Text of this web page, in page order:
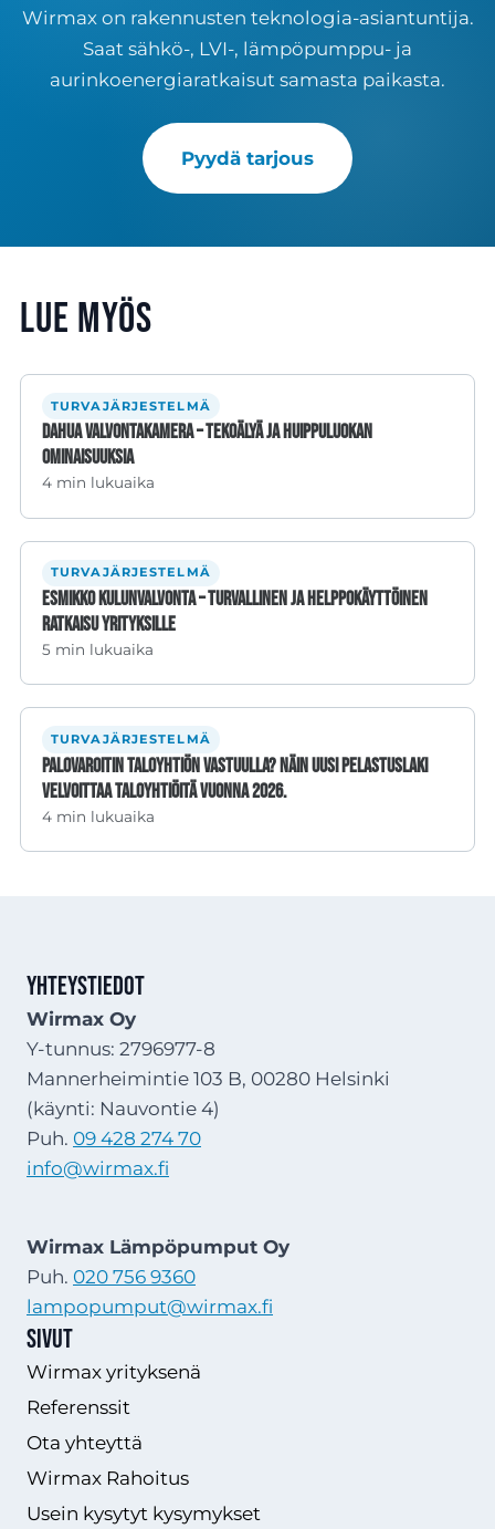
Wirmax on rakennusten teknologia-asiantuntija.
Saat sähkö-, LVI-, lämpöpumppu- ja
aurinkoenergiaratkaisut samasta paikasta.
Pyydä tarjous
Lue myös
TURVAJÄRJESTELMÄ
Dahua valvontakamera – Tekoälyä ja huippuluokan
ominaisuuksia
4 min lukuaika
TURVAJÄRJESTELMÄ
Esmikko kulunvalvonta – Turvallinen ja helppokäyttöinen
ratkaisu yrityksille
5 min lukuaika
TURVAJÄRJESTELMÄ
Palovaroitin taloyhtiön vastuulla? Näin uusi pelastuslaki
velvoittaa taloyhtiöitä vuonna 2026.
4 min lukuaika
Yhteystiedot
Wirmax Oy
Y-tunnus: 2796977-8
Mannerheimintie 103 B, 00280 Helsinki
(käynti: Nauvontie 4)
Puh. 09 428 274 70
info@wirmax.fi
Wirmax Lämpöpumput Oy
Puh. 020 756 9360
lampopumput@wirmax.fi
Sivut
Wirmax yrityksenä
Referenssit
Ota yhteyttä
Wirmax Rahoitus
Usein kysytyt kysymykset